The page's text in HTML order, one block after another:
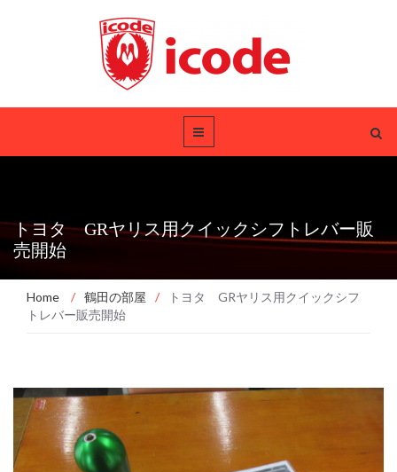
トヨタ GRヤリス用クイックシフトレバー販
売開始
Home / 鶴田の部屋 /
トヨタ GRヤリス用クイックシフ
トレバー販売開始